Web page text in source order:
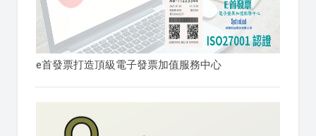
e首發票打造頂級電子發票加值服務中心